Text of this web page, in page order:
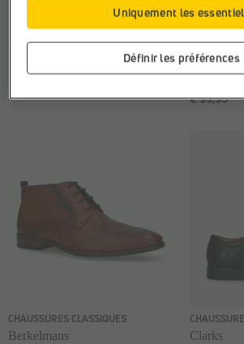
Sexe:Hommes
Web-Only:N
€ 99,95
Confort:
Sexe:
Web-Only:
CHAUSSURES CLASSIQUES
Berkelmans
Clarks
Définir les préférences
Uniquement les